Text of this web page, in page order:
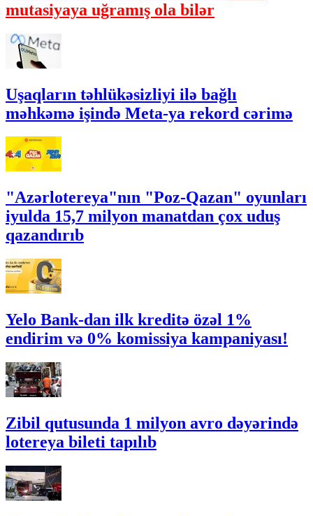
mutasiyaya uğramış ola bilər
Uşaqların təhlükəsizliyi ilə bağlı
məhkəmə işində Meta-ya rekord cərimə
"Azərlotereya"nın "Poz-Qazan" oyunları
iyulda 15,7 milyon manatdan çox uduş
qazandırıb
Yelo Bank-dan ilk kreditə özəl 1%
endirim və 0% komissiya kampaniyası!
Zibil qutusunda 1 milyon avro dəyərində
lotereya bileti tapılıb